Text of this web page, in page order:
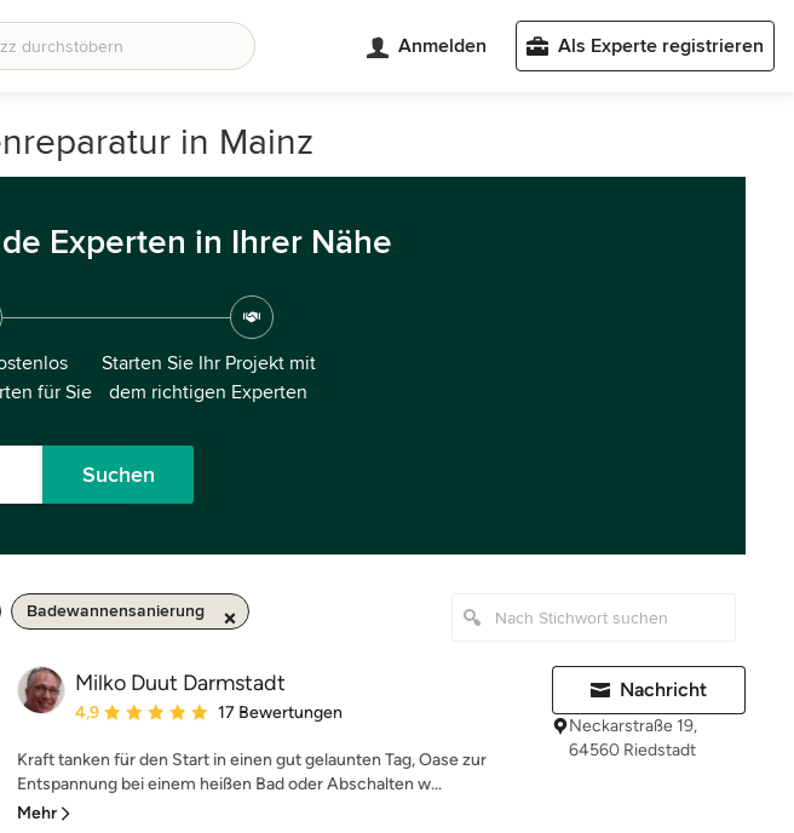
Anmelden Als Experte registrieren
in Mainz
Experten in Ihrer Nähe
für Sie
Starten Sie Ihr Projekt mit
dem richtigen Experten
Suchen
Badewannensanierung
Milko Duut Darmstadt
Durchschnittliche Bewertung: 4.9 von 5 Sternen
4,9 17 Bewertungen
Kraft tanken für den Start in einen gut gelaunten Tag, Oase zur
Entspannung bei einem heißen Bad oder Abschalten w...
Mehr
Nachricht
Neckarstraße 19,
64560 Riedstadt